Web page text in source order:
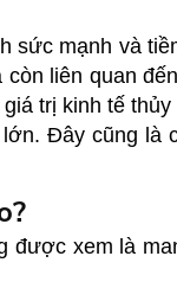
mạnh và
liên quan
trị kinh tế
Đây cũng
xem là